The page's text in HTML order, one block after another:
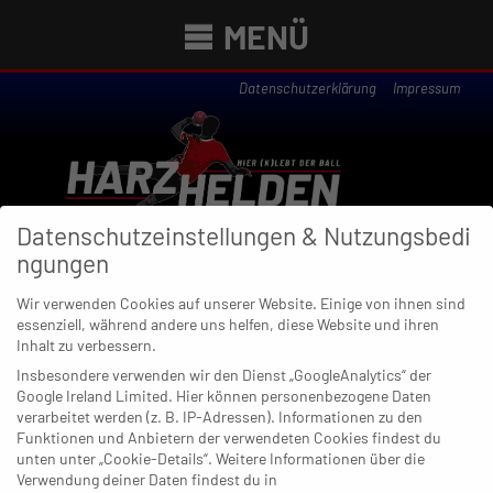
MENÜ
Datenschutzerklärung Impressum
Newsübersicht
27. MAI 2022
Dormagens Aktien im
Abstiegskampf steigen weiter
Datenschutzeinstellungen & Nutzungsbedi
ngungen
Wir verwenden Cookies auf unserer Website. Einige von ihnen sind
essenziell, während andere uns helfen, diese Website und ihren
Inhalt zu verbessern.
Insbesondere verwenden wir den Dienst „GoogleAnalytics“ der
Google Ireland Limited. Hier können personenbezogene Daten
verarbeitet werden (z. B. IP-Adressen). Informationen zu den
Funktionen und Anbietern der verwendeten Cookies findest du
unten unter „Cookie-Details“. Weitere Informationen über die
Verwendung deiner Daten findest du in